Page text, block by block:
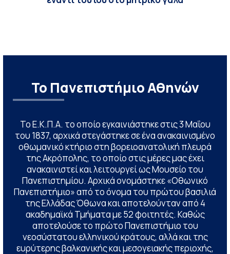
Το Πανεπιστήμιο Αθηνών
Το Ε.Κ.Π.Α. το οποίο εγκαινιάστηκε στις 3 Μαΐου
του 1837, αρχικά στεγάστηκε σε ένα ανακαινισμένο
οθωμανικό κτήριο στη βορειοανατολική πλευρά
της Ακρόπολης, το οποίο στις μέρες μας έχει
ανακαινιστεί και λειτουργεί ως Μουσείο του
Πανεπιστημίου. Αρχικά ονομάστηκε «Οθωνικό
Πανεπιστήμιο» από το όνομα του πρώτου βασιλιά
της Ελλάδας Όθωνα και αποτελούνταν από 4
ακαδημαϊκά Τμήματα με 52 φοιτητές. Καθώς
αποτελούσε το πρώτο Πανεπιστήμιο του
νεοσύστατου ελληνικού κράτους, αλλά και της
ευρύτερης βαλκανικής και μεσογειακής περιοχής,